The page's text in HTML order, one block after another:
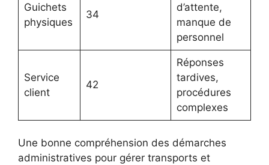
Guichets
physiques
34
d’attente,
manque de
personnel
Service
client
42
Réponses
tardives,
procédures
complexes
Une bonne compréhension des démarches
administratives pour gérer transports et